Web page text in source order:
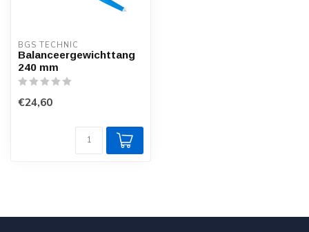
BGS TECHNIC
Balanceergewichttang
240 mm
€24,60